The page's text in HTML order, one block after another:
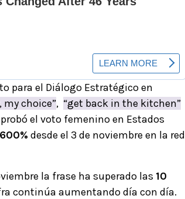
para el Diálogo Estratégico en
my choice”, “get back in the kitchen”
el voto femenino en Estados
desde el 3 de noviembre en la red
la frase ha superado las 10
continúa aumentando día con día.